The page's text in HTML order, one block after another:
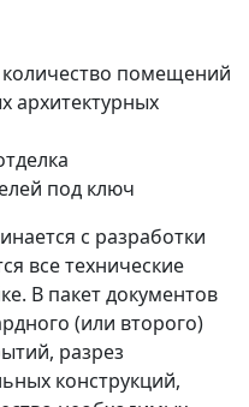
помещений
архитектурных
под ключ
с разработки
все технические
В пакет документов
(или второго)
разрез
конструкций,